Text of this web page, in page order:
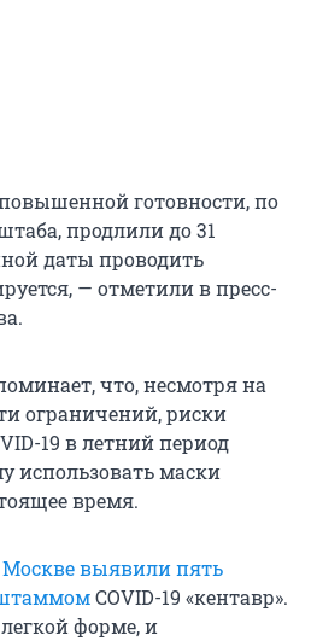
готовности, по
продлили до 31
даты проводить
— отметили в пресс-
что, несмотря на
ограничений, риски
19 в летний период
использовать маски
время.
выявили пять
COVID-19 «кентавр».
форме, и